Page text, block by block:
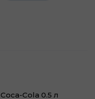
Coca-Cola 0.5 л